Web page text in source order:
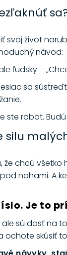
svoj život
návod:
ľudsky –
sa
ste robot.
silu
chcú všetko
nohami. A
Je to
ale sú dosť na
ochote skúsiť